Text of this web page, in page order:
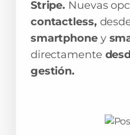
Stripe. Nuevas
contactless,
smartphone y
directamente
gestión.